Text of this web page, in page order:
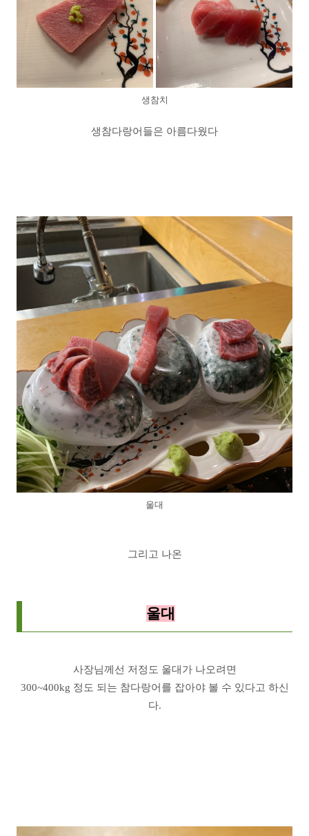
생참치
생참다랑어들은 아름다웠다
울대
그리고 나온
울대
사장님께선 저정도 울대가 나오려면
300~400kg 정도 되는 참다랑어를 잡아야 볼 수 있다고 하신
다.